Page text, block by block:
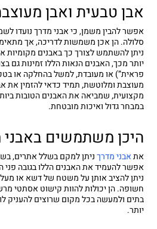
אבן טבעית ואבן
אפשר להבין משמן, כי אבני מדרך נועדו
סלולה. הן אכן משמשות לדריכה, אך
ניתן להשתמש לצורך כך באבנים מקומיות
יותר מכך, האבנים הנאות הללו זמינות גם
פראית”) או מעובדת, למשל בהחלקה או
מעוצבת ומלוטשת, תמיד כדאי להזמין את
מקצועית, שמביאה את האבנים הטובות
במבחר גדול ואיכות מובטחת.
היכן משתמשים
אתאבני מדרךניתן למקם בשלל אתרים,
אפשר להעמיד את האבנים הללו בגובה
ניתן להציב אותן על משטח של דשא או
חשופה. הן יכולות להוות קישוט אסתטי
בתים ולמעשה בכל מקום שרוצים להעניק
יותר.